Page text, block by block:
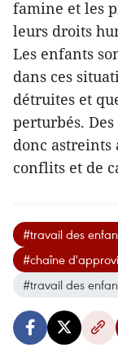
famine et les
leurs droits
Les enfants
dans ces
détruites et
perturbés.
donc astreints
conflits et de
#travail des
#chaîne
#travail des